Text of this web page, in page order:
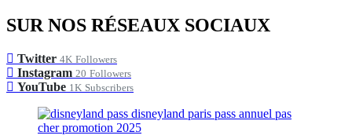
SUR NOS RÉSEAUX SOCIAUX
Twitter 4K Followers
Instagram 20 Followers
YouTube 1K Subscribers